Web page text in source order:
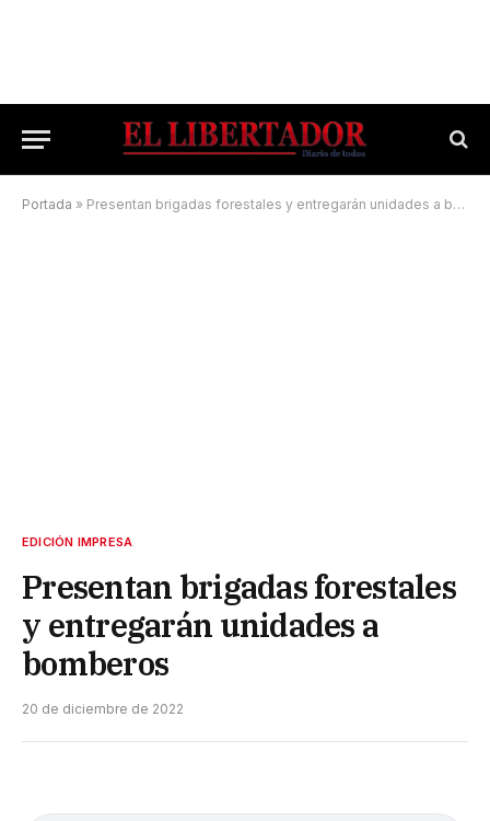
Portada » Presentan brigadas forestales y entregarán unidades a bomberos
EDICIÓN IMPRESA
Presentan brigadas forestales
y entregarán unidades a
bomberos
20 de diciembre de 2022